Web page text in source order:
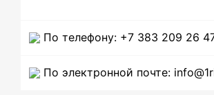
По телефону: +7 383 209 26
По электронной почте: